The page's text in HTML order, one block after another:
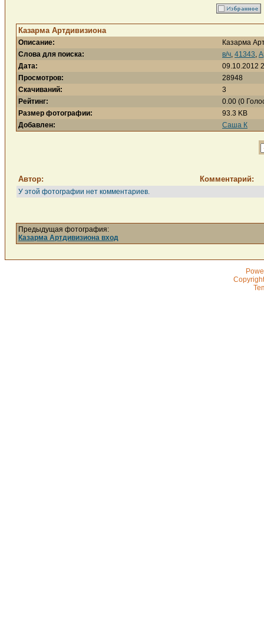
Казарма Артдивизиона
Описание:
Казарма
Слова для поиска:
в/ч, 41343,
Дата:
09.10.2012
Просмотров:
28948
Скачиваний:
3
Рейтинг:
0.00 (0
Размер фотографии:
93.3 KB
Добавлен:
Саша К
Автор: Комментарий:
У этой фотографии нет комментариев.
Предыдущая фотография:
Казарма Артдивизиона вход